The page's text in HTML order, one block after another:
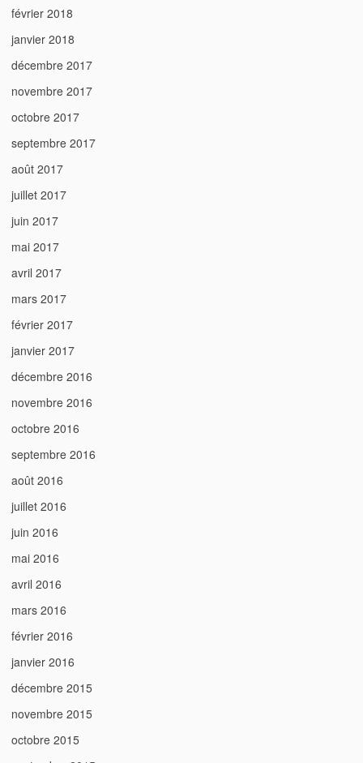
février 2018
janvier 2018
décembre 2017
novembre 2017
octobre 2017
septembre 2017
août 2017
juillet 2017
juin 2017
mai 2017
avril 2017
mars 2017
février 2017
janvier 2017
décembre 2016
novembre 2016
octobre 2016
septembre 2016
août 2016
juillet 2016
juin 2016
mai 2016
avril 2016
mars 2016
février 2016
janvier 2016
décembre 2015
novembre 2015
octobre 2015